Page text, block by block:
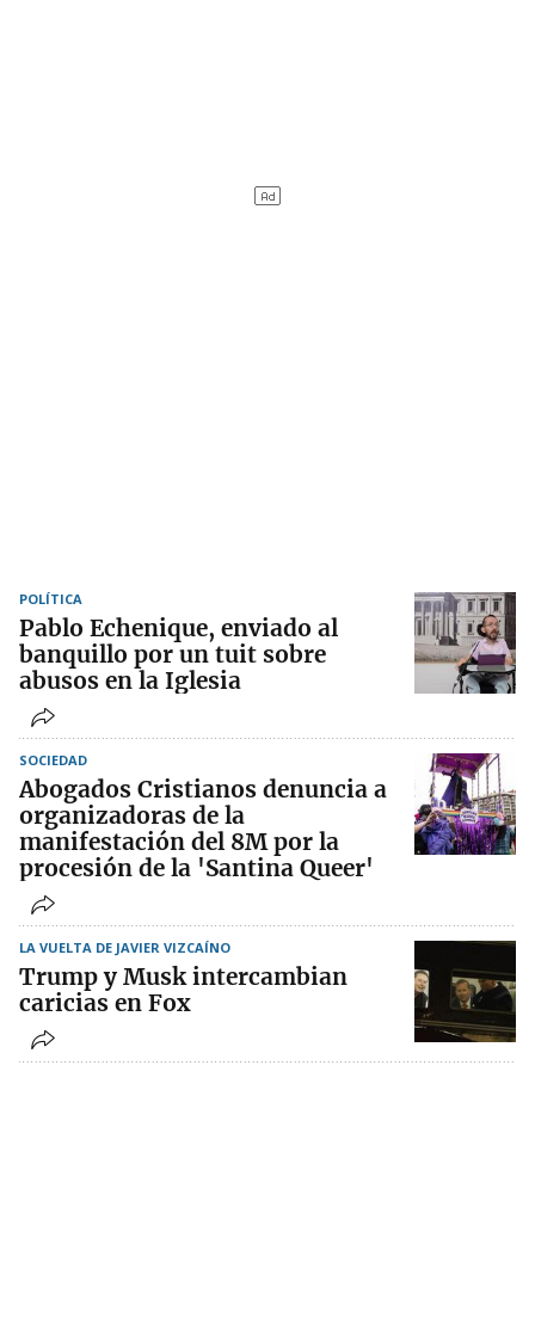
POLÍTICA
Pablo Echenique, enviado al
banquillo por un tuit sobre
abusos en la Iglesia
SOCIEDAD
Abogados Cristianos denuncia a
organizadoras de la
manifestación del 8M por la
procesión de la 'Santina Queer'
LA VUELTA DE JAVIER VIZCAÍNO
Trump y Musk intercambian
caricias en Fox